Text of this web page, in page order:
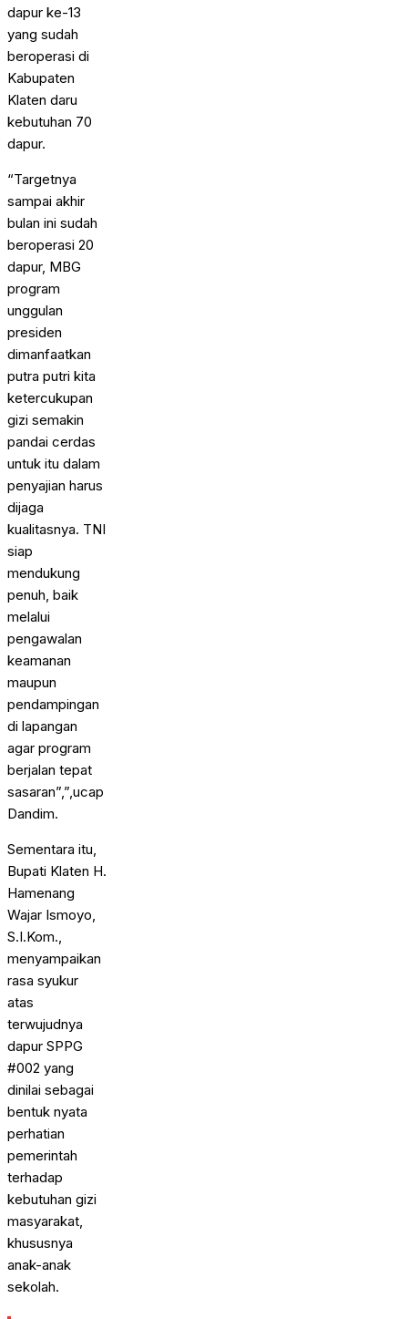
dapur ke-13
yang sudah
beroperasi di
Kabupaten
Klaten daru
kebutuhan 70
dapur.
“Targetnya
sampai akhir
bulan ini sudah
beroperasi 20
dapur, MBG
program
unggulan
presiden
dimanfaatkan
putra putri kita
ketercukupan
gizi semakin
pandai cerdas
untuk itu dalam
penyajian harus
dijaga
kualitasnya. TNI
siap
mendukung
penuh, baik
melalui
pengawalan
keamanan
maupun
pendampingan
di lapangan
agar program
berjalan tepat
sasaran”,”,ucap
Dandim.
Sementara itu,
Bupati Klaten H.
Hamenang
Wajar Ismoyo,
S.I.Kom.,
menyampaikan
rasa syukur
atas
terwujudnya
dapur SPPG
#002 yang
dinilai sebagai
bentuk nyata
perhatian
pemerintah
terhadap
kebutuhan gizi
masyarakat,
khususnya
anak-anak
sekolah.